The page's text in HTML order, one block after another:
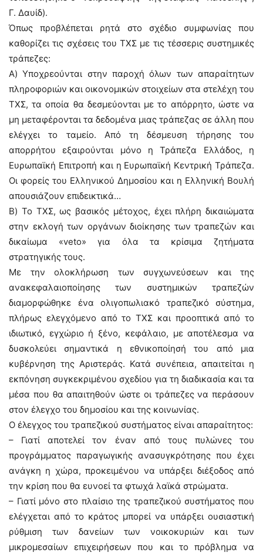
Γ. Δαυίδ).
Όπως προβλέπεται ρητά στο σχέδιο συμφωνίας που
καθορίζει τις σχέσεις του ΤΧΣ με τις τέσσερις συστημικές
τράπεζες:
Α) Υποχρεούνται στην παροχή όλων των απαραίτητων
πληροφοριών και οικονομικών στοιχείων στα στελέχη του
ΤΧΣ, τα οποία θα δεσμεύονται με το απόρρητο, ώστε να
μη μεταφέρονται τα δεδομένα μιας τράπεζας σε άλλη που
ελέγχει το ταμείο. Από τη δέσμευση τήρησης του
απορρήτου εξαιρούνται μόνο η Τράπεζα Ελλάδος, η
Ευρωπαϊκή Επιτροπή και η Ευρωπαϊκή Κεντρική Τράπεζα.
Οι φορείς του Ελληνικού Δημοσίου και η Ελληνική Βουλή
απουσιάζουν επιδεικτικά…
Β) Το ΤΧΣ, ως βασικός μέτοχος, έχει πλήρη δικαιώματα
στην εκλογή των οργάνων διοίκησης των τραπεζών και
δικαίωμα «veto» για όλα τα κρίσιμα ζητήματα
στρατηγικής τους.
Με την ολοκλήρωση των συγχωνεύσεων και της
ανακεφαλαιοποίησης των συστημικών τραπεζών
διαμορφώθηκε ένα ολιγοπωλιακό τραπεζικό σύστημα,
πλήρως ελεγχόμενο από το ΤΧΣ και προοπτικά από το
ιδιωτικό, εγχώριο ή ξένο, κεφάλαιο, με αποτέλεσμα να
δυσκολεύει σημαντικά η εθνικοποίησή του από μια
κυβέρνηση της Αριστεράς. Κατά συνέπεια, απαιτείται η
εκπόνηση συγκεκριμένου σχεδίου για τη διαδικασία και τα
μέσα που θα απαιτηθούν ώστε οι τράπεζες να περάσουν
στον έλεγχο του δημοσίου και της κοινωνίας.
Ο έλεγχος του τραπεζικού συστήματος είναι απαραίτητος:
– Γιατί αποτελεί τον έναν από τους πυλώνες του
προγράμματος παραγωγικής ανασυγκρότησης που έχει
ανάγκη η χώρα, προκειμένου να υπάρξει διέξοδος από
την κρίση που θα ευνοεί τα φτωχά λαϊκά στρώματα.
– Γιατί μόνο στο πλαίσιο της τραπεζικού συστήματος που
ελέγχεται από το κράτος μπορεί να υπάρξει ουσιαστική
ρύθμιση των δανείων των νοικοκυριών και των
μικρομεσαίων επιχειρήσεων που και το πρόβλημα να